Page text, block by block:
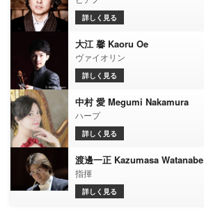
詳しく見る
大江 馨 Kaoru Oe
ヴァイオリン
詳しく見る
中村 愛 Megumi Nakamura
ハープ
詳しく見る
渡邊一正 Kazumasa Watanabe
指揮
詳しく見る